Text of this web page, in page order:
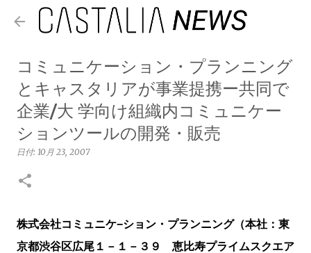
スキップしてメイン コンテンツに移動
コミュニケーション・プランニング
とキャスタリアが事業提携ー共同で
企業/大 学向け組織内コミュニケー
ションツールの開発・販売
日付: 10月 23, 2007
株式会社コミュニケ−ション・プランニング（本社：東
京都渋谷区広尾１－１－３９ 恵比寿プライムスクエア